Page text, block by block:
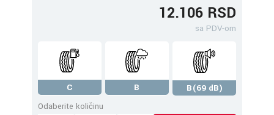
12.106 RSD
sa PDV-om
C B
B(69 dB)
Odaberite količinu